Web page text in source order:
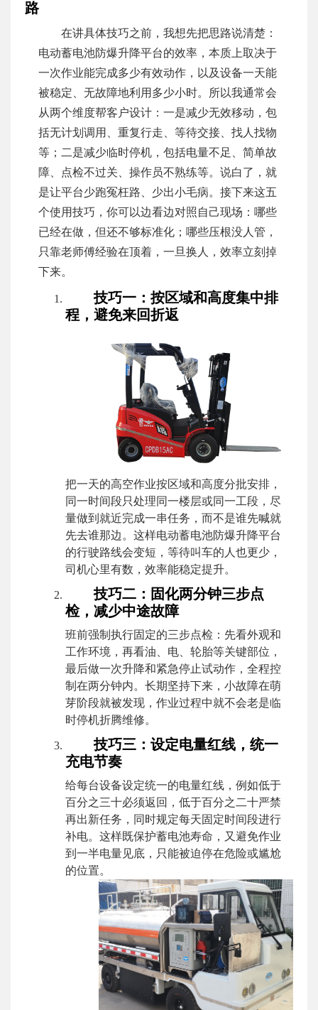
路
在讲具体技巧之前，我想先把思路说清楚：
电动蓄电池防爆升降平台的效率，本质上取决于
一次作业能完成多少有效动作，以及设备一天能
被稳定、无故障地利用多少小时。所以我通常会
从两个维度帮客户设计：一是减少无效移动，包
括无计划调用、重复行走、等待交接、找人找物
等；二是减少临时停机，包括电量不足、简单故
障、点检不过关、操作员不熟练等。说白了，就
是让平台少跑冤枉路、少出小毛病。接下来这五
个使用技巧，你可以边看边对照自己现场：哪些
已经在做，但还不够标准化；哪些压根没人管，
只靠老师傅经验在顶着，一旦换人，效率立刻掉
下来。
技巧一：按区域和高度集中排
程，避免来回折返
把一天的高空作业按区域和高度分批安排，
同一时间段只处理同一楼层或同一工段，尽
量做到就近完成一串任务，而不是谁先喊就
先去谁那边。这样电动蓄电池防爆升降平台
的行驶路线会变短，等待叫车的人也更少，
司机心里有数，效率能稳定提升。
技巧二：固化两分钟三步点
检，减少中途故障
班前强制执行固定的三步点检：先看外观和
工作环境，再看油、电、轮胎等关键部位，
最后做一次升降和紧急停止试动作，全程控
制在两分钟内。长期坚持下来，小故障在萌
芽阶段就被发现，作业过程中就不会老是临
时停机折腾维修。
技巧三：设定电量红线，统一
充电节奏
给每台设备设定统一的电量红线，例如低于
百分之三十必须返回，低于百分之二十严禁
再出新任务，同时规定每天固定时间段进行
补电。这样既保护蓄电池寿命，又避免作业
到一半电量见底，只能被迫停在危险或尴尬
的位置。